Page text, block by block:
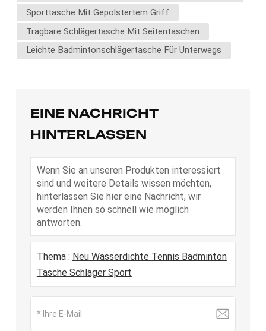
Sporttasche Mit Gepolstertem Griff
Tragbare Schlägertasche Mit Seitentaschen
Leichte Badmintonschlägertasche Für Unterwegs
EINE NACHRICHT
HINTERLASSEN
Wenn Sie an unseren Produkten interessiert
sind und weitere Details wissen möchten,
hinterlassen Sie hier eine Nachricht, wir
werden Ihnen so schnell wie möglich
antworten.
Thema : Neu Wasserdichte Tennis Badminton
Tasche Schläger Sport